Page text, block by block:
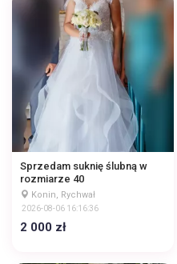
Sprzedam suknię ślubną w
rozmiarze 40
Konin, Rychwał
2026-08-06 16:16:36
2 000 zł